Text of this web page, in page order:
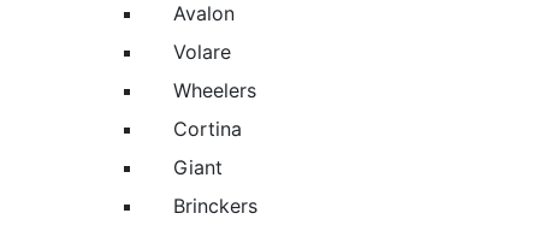
Avalon
Volare
Wheelers
Cortina
Giant
Brinckers